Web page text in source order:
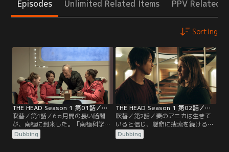
Episodes Unlimited Related Items PPV Related
Sorting
THE HEAD Season 1 第01話／吹替
吹替／第1話／6ヵ月間の長い暗闇
が、南極に到来した。「南極科学研
究基地ポラリスVI」では、世界屈指
の生物学者アーサーを含む10名の越
Dubbing
THE HEAD Season 1 第02話／吹替
吹替／第2話／妻のアニカは生きて
いると信じ、懸命に捜索を続けるヨ
ハン。だが無念にも、激しい嵐のた
め捜索は一旦中止に…。捜索チーム
Dubbing